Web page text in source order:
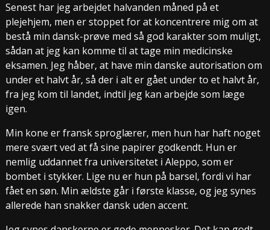
Senest har jeg arbejdet halvanden måned på et
plejehjem, men er stoppet for at koncentrere mig om at
bestå min dansk-prøve med så god karakter som muligt,
sådan at jeg kan komme til at tage min medicinske
eksamen. Jeg håber, at have min danske autorisation om
under et halvt år, så der i alt er gået under to et halvt år,
fra jeg kom til landet, indtil jeg kan arbejde som læge
igen.
Min kone er fransk sproglærer, men hun har haft noget
mere svært ved at få sine papirer godkendt. Hun er
nemlig uddannet fra universitetet i Aleppo, som er
bombet i stykker. Lige nu er hun på barsel, fordi vi har
fået en søn. Min ældste går i første klasse, og jeg synes
allerede han snakker dansk uden accent.